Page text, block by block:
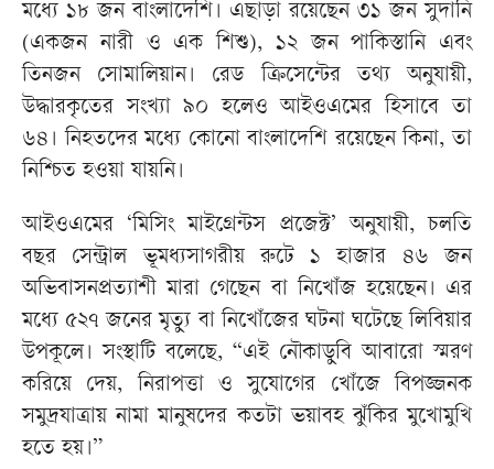
মধ্যে ১৮ জন বাংলাদেশি। এছাড়া রয়েছেন ৩১ জন সুদানি
(একজন নারী ও এক শিশু), ১২ জন পাকিস্তানি এবং
তিনজন সোমালিয়ান। রেড ক্রিসেন্টের তথ্য অনুযায়ী,
উদ্ধারকৃতের সংখ্যা ৯০ হলেও আইওএমের হিসাবে তা
৬৪। নিহতদের মধ্যে কোনো বাংলাদেশি রয়েছেন কিনা, তা
নিশ্চিত হওয়া যায়নি।
আইওএমের ‘মিসিং মাইগ্রেন্টস প্রজেক্ট’ অনুযায়ী, চলতি
বছর সেন্ট্রাল ভূমধ্যসাগরীয় রুটে ১ হাজার ৪৬ জন
অভিবাসনপ্রত্যাশী মারা গেছেন বা নিখোঁজ হয়েছেন। এর
মধ্যে ৫২৭ জনের মৃত্যু বা নিখোঁজের ঘটনা ঘটেছে লিবিয়ার
উপকূলে। সংস্থাটি বলেছে, “এই নৌকাডুবি আবারো স্মরণ
করিয়ে দেয়, নিরাপত্তা ও সুযোগের খোঁজে বিপজ্জনক
সমুদ্রযাত্রায় নামা মানুষদের কতটা ভয়াবহ ঝুঁকির মুখোমুখি
হতে হয়।”